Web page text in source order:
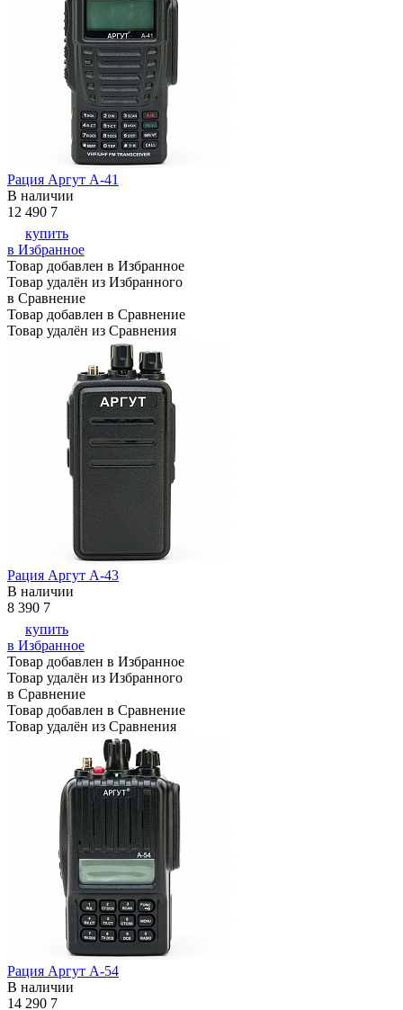
Рация Аргут А-41
В наличии
12 490 7
купить
в Избранное
Товар добавлен в Избранное
Товар удалён из Избранного
в Сравнение
Товар добавлен в Сравнение
Товар удалён из Сравнения
Рация Аргут А-43
В наличии
8 390 7
купить
в Избранное
Товар добавлен в Избранное
Товар удалён из Избранного
в Сравнение
Товар добавлен в Сравнение
Товар удалён из Сравнения
Рация Аргут А-54
В наличии
14 290 7